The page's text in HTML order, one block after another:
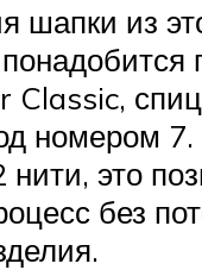
шапки из
Classic,
номером
нити, это
без